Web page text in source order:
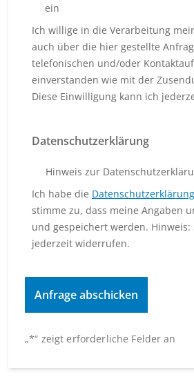
„*“ zeigt erforderliche Felder an
ein
Ich willige in die Verarbeitung
auch über die hier gestellte
telefonischen und/oder
einverstanden wie mit der
Diese Einwilligung kann ich
Datenschutzerklärung
Hinweis zur
Ich habe die Datenschutzerklärung
stimme zu, dass meine Angaben
und gespeichert werden.
jederzeit widerrufen.